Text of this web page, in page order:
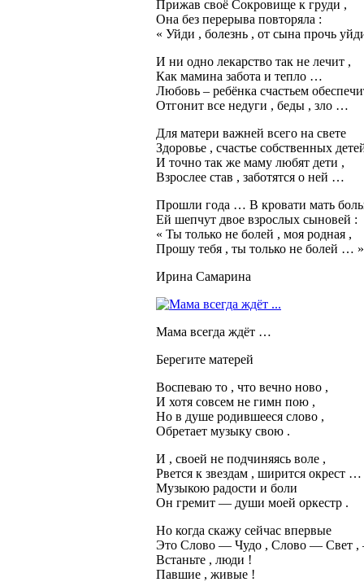
Прижав своё Сокровище к груди ,
Она без перерыва повторяла :
« Уйди , болезнь , от сына прочь
И ни одно лекарство так не лечит ,
Как мамина забота и тепло …
Любовь – ребёнка счастьем
Отгонит все недуги , беды , зло …
Для матери важней всего на свете
Здоровье , счастье собственных
И точно так же маму любят дети ,
Взрослее став , заботятся о ней …
Прошли года … В кровати мать
Ей шепчут двое взрослых сыновей :
« Ты только не болей , моя родная ,
Прошу тебя , ты только не болей … »
Ирина Самарина
Мама всегда ждёт …
Берегите матерей
Воспеваю то , что вечно ново ,
И хотя совсем не гимн пою ,
Но в душе родившееся слово ,
Обретает музыку свою .
И , своей не подчиняясь воле ,
Рвется к звездам , ширится окрест …
Музыкою радости и боли
Он гремит — души моей оркестр .
Но когда скажу сейчас впервые
Это Слово — Чудо , Слово — Свет
Встаньте , люди !
Павшие , живые !